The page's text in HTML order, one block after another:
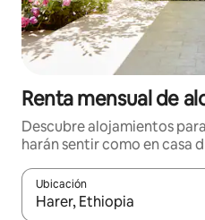
Renta mensual de
Descubre alojamientos
harán sentir como en casa
Ubicación
Cuando los resultados